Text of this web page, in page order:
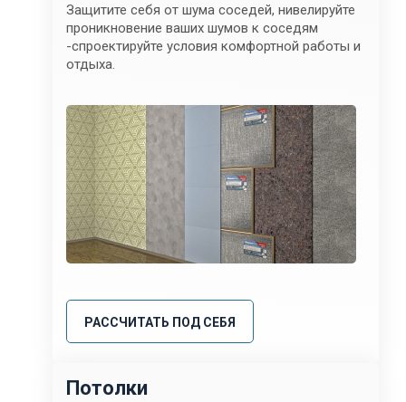
Защитите себя от шума соседей, нивелируйте
проникновение ваших шумов к соседям
-спроектируйте условия комфортной работы и
отдыха.
РАССЧИТАТЬ ПОД СЕБЯ
Потолки